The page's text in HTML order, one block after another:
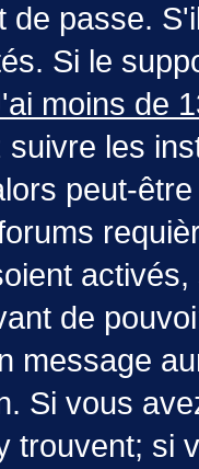
de passe.
Si le
moins de
les
peut-
de
message
Si vous
trouvent; si